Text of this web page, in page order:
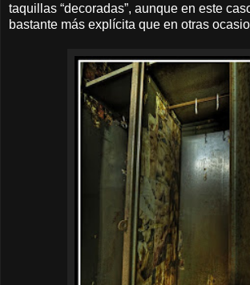
taquillas “decoradas”, aunque en este
bastante más explícita que en otras